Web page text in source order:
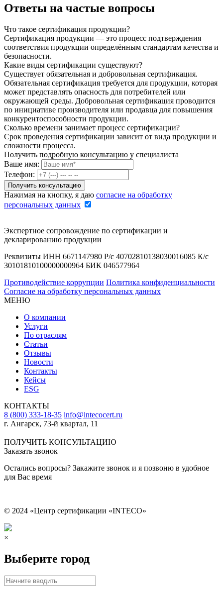
Ответы на частые вопросы
Что такое сертификация продукции?
Сертификация продукции — это процесс подтверждения
соответствия продукции определённым стандартам качества и
безопасности.
Какие виды сертификации существуют?
Существует обязательная и добровольная сертификация.
Обязательная сертификация требуется для продукции, которая
может представлять опасность для потребителей или
окружающей среды. Добровольная сертификация проводится
по инициативе производителя или продавца для повышения
конкурентоспособности продукции.
Сколько времени занимает процесс сертификации?
Срок проведения сертификации зависит от вида продукции и
сложности процесса.
Получить подробную консультацию у специалиста
Ваше имя:
Телефон:
Нажимая на кнопку, я даю согласие на обработку
персональных данных
Экспертное сопровождение по сертификации и
декларированию продукции
Реквизиты ИНН 6671147980 Р/с 40702810138030016085 К/с
30101810100000000964 БИК 046577964
Противодействие коррупции Политика конфиденциальности
Согласие на обработку персональных данных
МЕНЮ
О компании
Услуги
По отраслям
Статьи
Отзывы
Новости
Контакты
Кейсы
ESG
КОНТАКТЫ
8 (800) 333-18-35 info@intecocert.ru
г. Ангарск, 73-й квартал, 11
ПОЛУЧИТЬ КОНСУЛЬТАЦИЮ
Заказать звонок
Остались вопросы? Закажите звонок и я позвоню в удобное
для Вас время
© 2024 «Центр сертификации «INTECO»
×
Выберите город